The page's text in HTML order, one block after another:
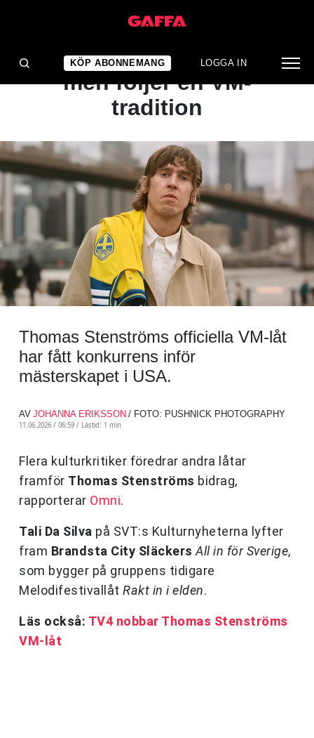
KÖP ABONNEMANG LOGGA IN
NYHET
Stenström får kritik –
men följer en VM-
tradition
Thomas Stenströms officiella VM-låt
har fått konkurrens inför
mästerskapet i USA.
AV JOHANNA ERIKSSON / FOTO: PUSHNICK PHOTOGRAPHY
11.06.2026 / 06:59 / Lästid: 1 min
Flera kulturkritiker föredrar andra låtar
framför Thomas Stenströms bidrag,
rapporterar Omni.
Tali Da Silva på SVT:s Kulturnyheterna lyfter
fram Brandsta City Släckers All in för Sverige,
som bygger på gruppens tidigare
Melodifestivallåt Rakt in i elden.
Läs också: TV4 nobbar Thomas Stenströms
VM-låt